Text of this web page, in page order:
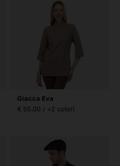
Giacca Eva
€ 55.00 / +2 colori